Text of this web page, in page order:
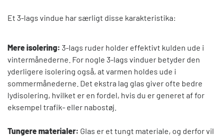
Et 3-lags vindue har særligt disse karakteristika:
Mere isolering: 3-lags ruder holder effektivt kulden ude i
vintermånederne. For nogle 3-lags vinduer betyder den
yderligere isolering også, at varmen holdes ude i
sommermånederne. Det ekstra lag glas giver ofte bedre
lydisolering, hvilket er en fordel, hvis du er generet af for
eksempel trafik- eller nabostøj.
Tungere materialer: Glas er et tungt materiale, og derfor vil